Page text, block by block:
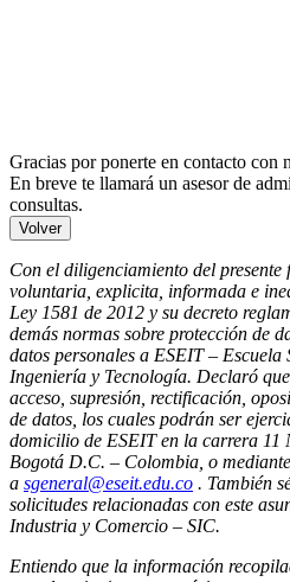
Gracias por ponerte en contacto con
En breve te llamará un asesor de
consultas.
Volver
Con el diligenciamiento del
voluntaria, explicita, informada e
Ley 1581 de 2012 y su decreto
demás normas sobre protección de
datos personales a ESEIT – Escuela
Ingeniería y Tecnología. Declaró
acceso, supresión, rectificación,
de datos, los cuales podrán ser
domicilio de ESEIT en la carrera 11
Bogotá D.C. – Colombia, o
a sgeneral@eseit.edu.co . También
solicitudes relacionadas con este
Industria y Comercio – SIC.
Entiendo que la información